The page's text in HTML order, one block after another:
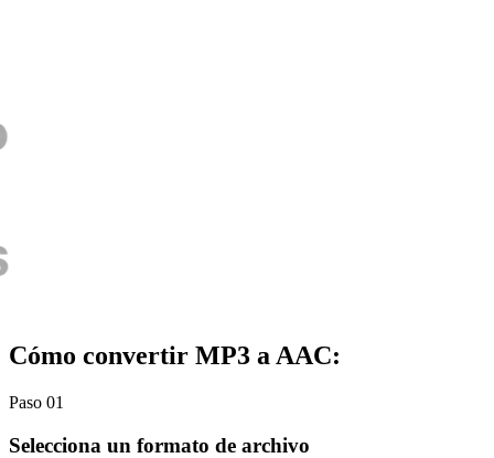
Cómo convertir MP3 a AAC:
Paso 01
Selecciona un formato de archivo